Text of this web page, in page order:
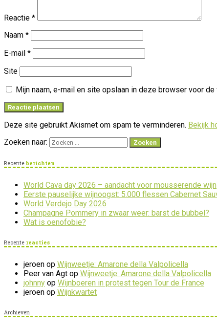
Reactie *
Naam *
E-mail *
Site
Mijn naam, e-mail en site opslaan in deze browser voor
Deze site gebruikt Akismet om spam te verminderen. Bekijk
Zoeken naar:
Recente berichten
World Cava day 2026 – aandacht voor mousserende wijn
Eerste pauselijke wijnoogst: 5.000 flessen Cabernet
World Verdejo Day 2026
Champagne Pommery in zwaar weer: barst de bubbel?
Wat is oenofobie?
Recente reacties
jeroen op Wijnweetje: Amarone della Valpolicella
Peer van Agt op Wijnweetje: Amarone della Valpolicella
johnny op Wijnboeren in protest tegen Tour de France
jeroen op Wijnkwartet
Archieven